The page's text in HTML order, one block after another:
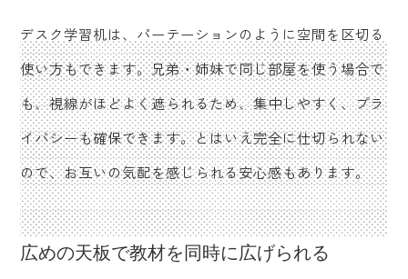
デスク学習机は、パーテーションのように空間を区切る
使い方もできます。兄弟・姉妹で同じ部屋を使う場合で
も、視線がほどよく遮られるため、集中しやすく、プラ
イバシーも確保できます。とはいえ完全に仕切られない
ので、お互いの気配を感じられる安心感もあります。
広めの天板で教材を同時に広げられる